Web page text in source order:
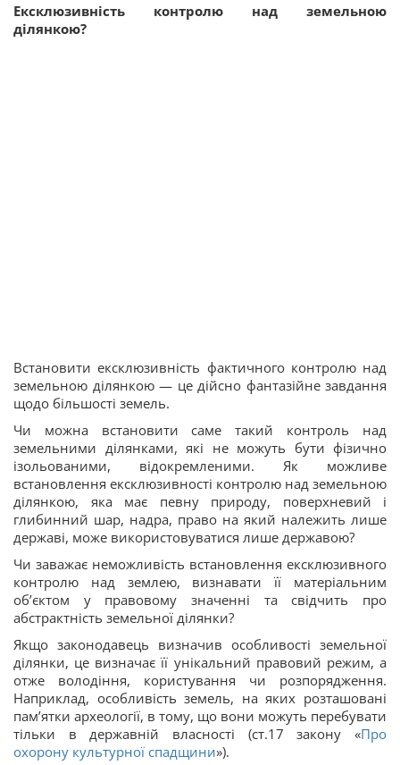
Ексклюзивність контролю над земельною
ділянкою?
Встановити ексклюзивність фактичного контролю над
земельною ділянкою — це дійсно фантазійне завдання
щодо більшості земель.
Чи можна встановити саме такий контроль над
земельними ділянками, які не можуть бути фізично
ізольованими, відокремленими. Як можливе
встановлення ексклюзивності контролю над земельною
ділянкою, яка має певну природу, поверхневий і
глибинний шар, надра, право на який належить лише
державі, може використовуватися лише державою?
Чи заважає неможливість встановлення ексклюзивного
контролю над землею, визнавати її матеріальним
об’єктом у правовому значенні та свідчить про
абстрактність земельної ділянки?
Якщо законодавець визначив особливості земельної
ділянки, це визначає її унікальний правовий режим, а
отже володіння, користування чи розпорядження.
Наприклад, особливість земель, на яких розташовані
пам’ятки археології, в тому, що вони можуть перебувати
тільки в державній власності (ст.17 закону «Про
охорону культурної спадщини»).